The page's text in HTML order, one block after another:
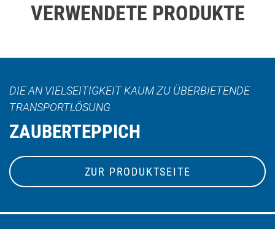
VERWENDETE PRODUKTE
DIE AN VIELSEITIGKEIT KAUM ZU ÜBERBIETENDE
TRANSPORTLÖSUNG
ZAUBERTEPPICH
ZUR PRODUKTSEITE